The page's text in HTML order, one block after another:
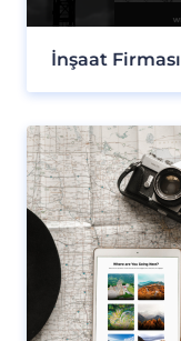
İnşaat Firması